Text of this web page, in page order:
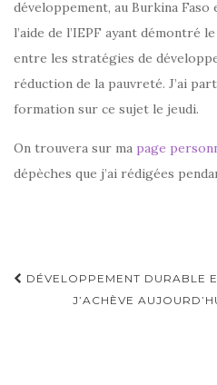
développement, au Burkina Faso
l’aide de l’IEPF ayant démontré
entre les stratégies de
réduction de la pauvreté. J’ai
formation sur ce sujet le jeudi.
On trouvera sur ma page
dépèches que j’ai rédigées
Navigation
d'article
DÉVELOPPEMENT DURABLE
J’ACHÈVE